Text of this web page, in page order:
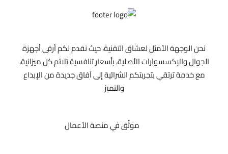
نحن الوجهة الأمثل لعشاق التقنية، حيث نقدم لكم أرقى أجهزة
الجوال والإكسسوارات الأصلية، بأسعار تنافسية تلائم كل ميزانية،
مع خدمة ترتقي بتجربتكم الشرائية إلى آفاق جديدة من الإبداع
والتميز
موثّق في منصة الأعمال